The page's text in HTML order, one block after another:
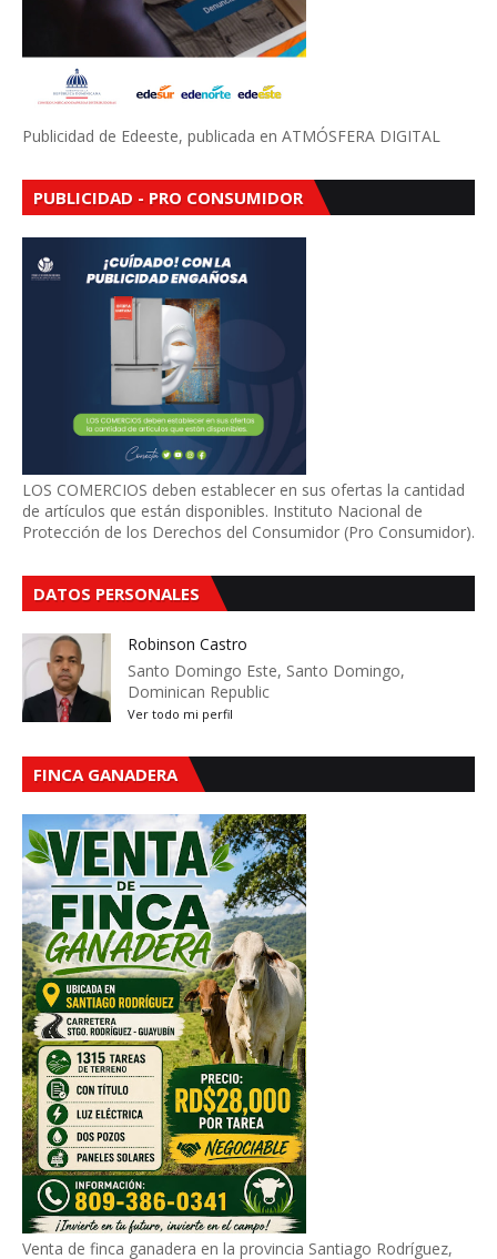
Publicidad de Edeeste, publicada en ATMÓSFERA DIGITAL
PUBLICIDAD - PRO CONSUMIDOR
LOS COMERCIOS deben establecer en sus ofertas la cantidad
de artículos que están disponibles. Instituto Nacional de
Protección de los Derechos del Consumidor (Pro Consumidor).
DATOS PERSONALES
Robinson Castro
Santo Domingo Este, Santo Domingo,
Dominican Republic
Ver todo mi perfil
FINCA GANADERA
Venta de finca ganadera en la provincia Santiago Rodríguez,